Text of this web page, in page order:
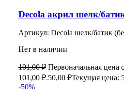
Decola акрил шелк/
Артикул: Decola шелк/батик
Нет в наличии
101,00₽ Первоначальная цена
101,00 ₽.50,00 ₽Текущая цена:
-50%